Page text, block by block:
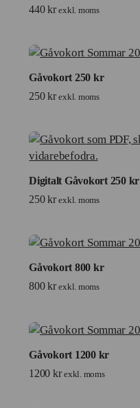
440kr exkl. moms
Gåvokort 250 kr
250kr exkl. moms
Digitalt Gåvokort 250 kr
250kr exkl. moms
Gåvokort 800 kr
800kr exkl. moms
Gåvokort 1200 kr
1200 kr exkl. moms